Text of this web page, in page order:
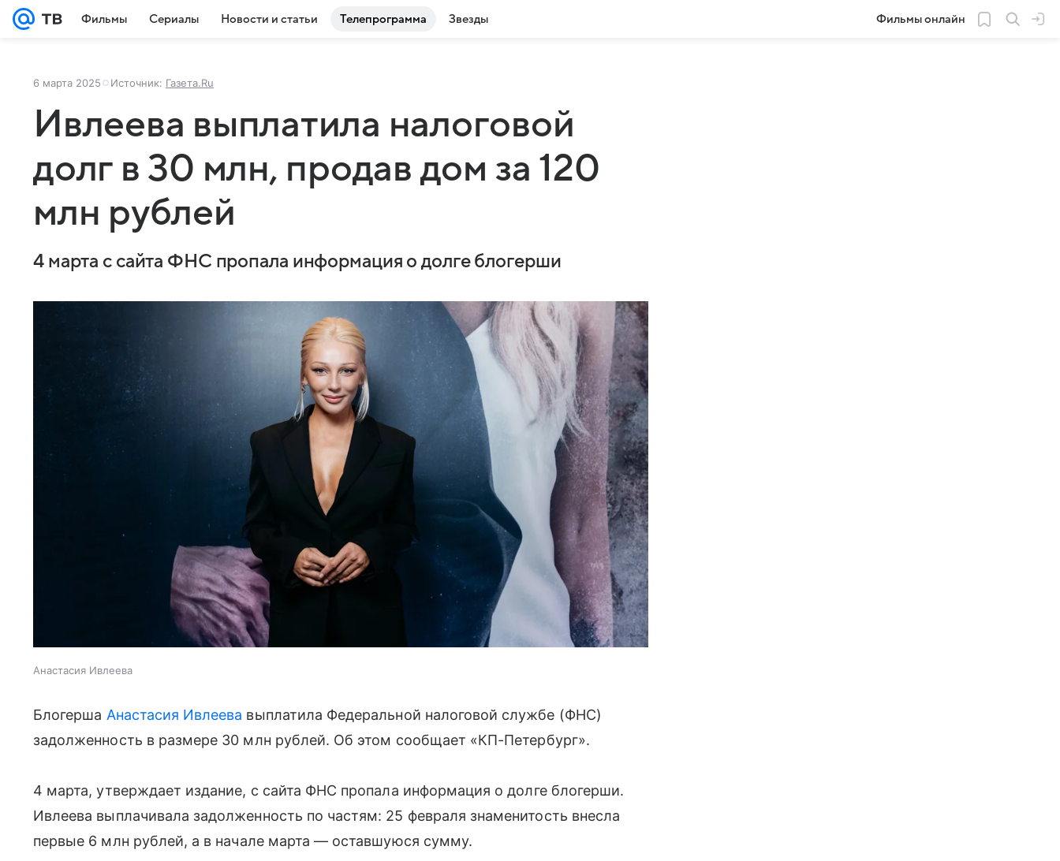
Фильмы Сериалы Новости и статьи Телепрограмма Звезды Фильмы онлайн
6 марта 2025 Источник: Газета.Ru
Ивлеева выплатила налоговой
долг в 30 млн, продав дом за 120
млн рублей
4 марта с сайта ФНС пропала информация о долге блогерши
Анастасия Ивлеева
Блогерша Анастасия Ивлеева выплатила Федеральной налоговой службе (ФНС)
задолженность в размере 30 млн рублей. Об этом сообщает «КП-Петербург».
4 марта, утверждает издание, с сайта ФНС пропала информация о долге блогерши.
Ивлеева выплачивала задолженность по частям: 25 февраля знаменитость внесла
первые 6 млн рублей, а в начале марта — оставшуюся сумму.